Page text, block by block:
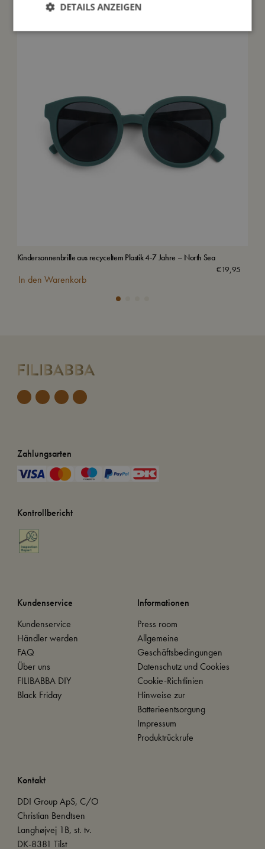
Kindersonnenbrille aus recyceltem Plastik 4-7 Jahre – North Sea
€19,95
In den Warenkorb
Zahlungsarten
Kontrollbericht
Kundenservice
Kundenservice
Händler werden
FAQ
Über uns
FILIBABBA DIY
Black Friday
Informationen
Press room
Allgemeine
Geschäftsbedingungen
Datenschutz und Cookies
Cookie-Richtlinien
Hinweise zur
Batterieentsorgung
Impressum
Produktrückrufe
Kontakt
DDI Group ApS, C/O
Christian Bendtsen
Langhøjvej 1B, st. tv.
DK-8381 Tilst
DETAILS ANZEIGEN